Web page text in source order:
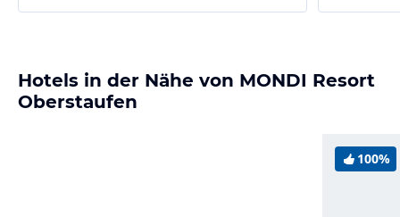
Hotels in der Nähe von MONDI Resort
Oberstaufen
100%